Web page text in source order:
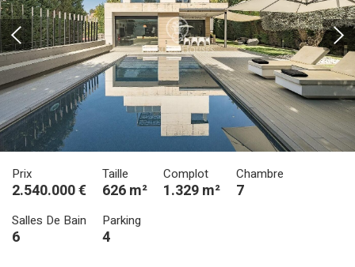
Prix
2.540.000 €
Taille
626 m²
Complot
1.329 m²
Chambre
7
Salles De Bain
6
Parking
4